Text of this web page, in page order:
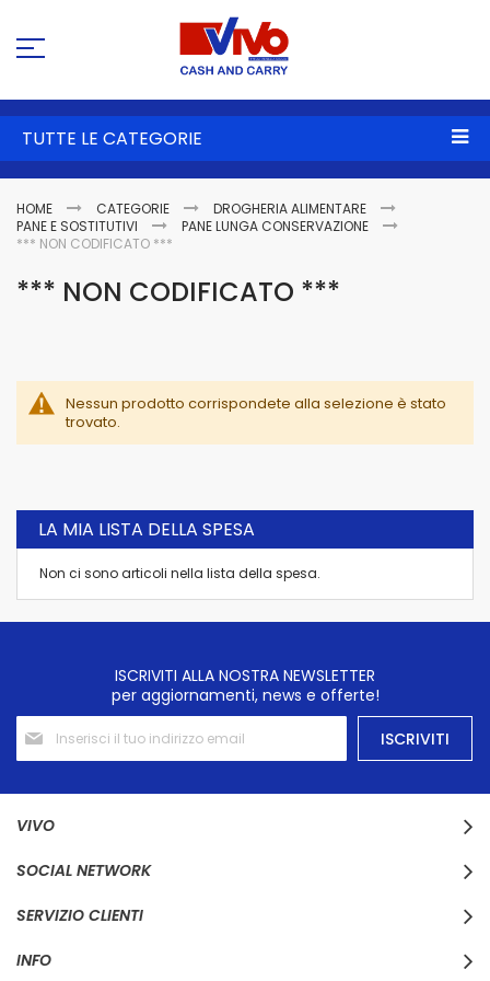
TUTTE LE CATEGORIE
HOME CATEGORIE
DROGHERIA ALIMENTARE
PANE E SOSTITUTIVI
PANE LUNGA CONSERVAZIONE
*** NON CODIFICATO ***
*** NON CODIFICATO ***
Nessun prodotto corrispondete alla selezione è stato
trovato.
LA MIA LISTA DELLA SPESA
Non ci sono articoli nella lista della spesa.
ISCRIVITI ALLA NOSTRA NEWSLETTER
per aggiornamenti, news e offerte!
Iscriviti
alla
nostra
ISCRIVITI
VIVO
SOCIAL NETWORK
SERVIZIO CLIENTI
INFO